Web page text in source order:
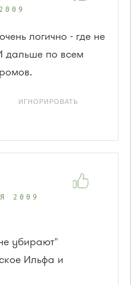
логично - где не
дальше по всем
ИГНОРИРОВАТЬ
2009
убирают"
Ильфа и